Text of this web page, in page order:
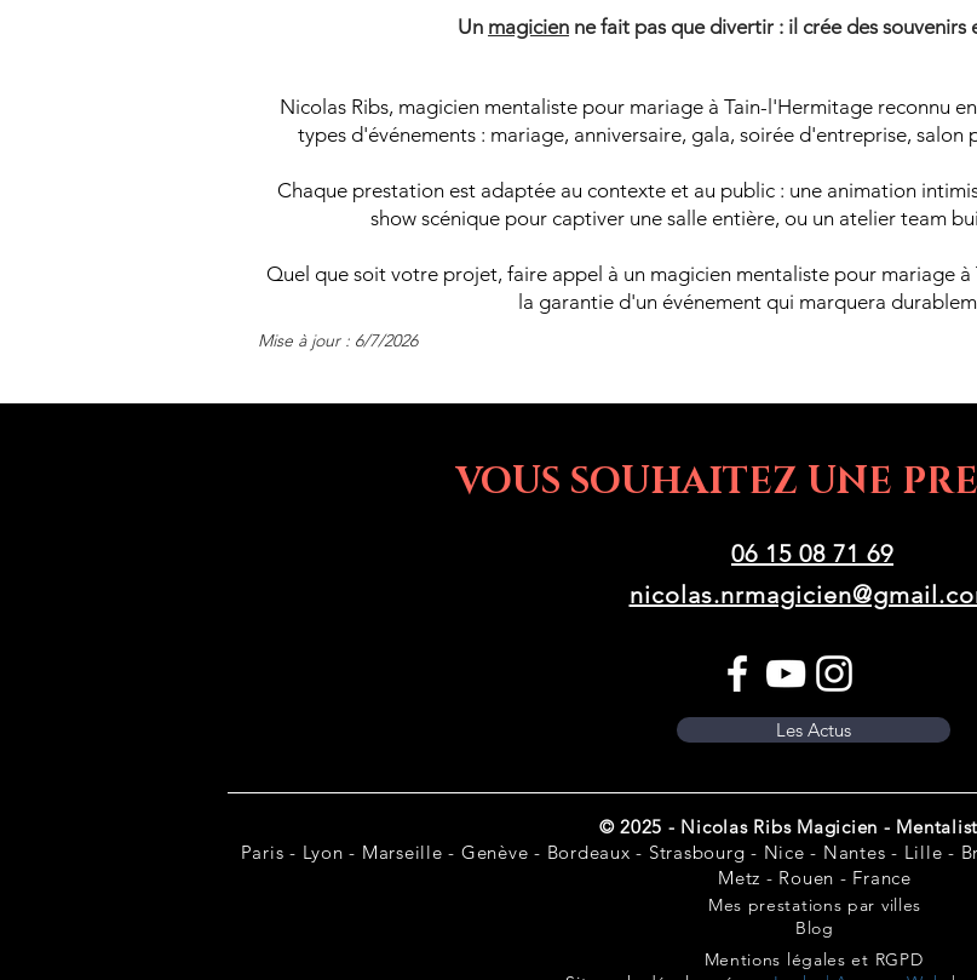
Un magicien ne fait pas que divertir : il crée des souvenirs
Nicolas Ribs, magicien mentaliste pour mariage à Tain-l'Hermitage reconnu
types d'événements : mariage, anniversaire, gala, soirée d'entreprise,
Chaque prestation est adaptée au contexte et au public : une animation
show scénique pour captiver une salle entière, ou un atelier team
Quel que soit votre projet, faire appel à un magicien mentaliste pour mariage
la garantie d'un événement qui marquera
Mise à jour : 6/7/2026
VOUS SOUHAITEZ UNE
06 15 08 71 69
Les Actus
© 2025 - Nicolas Ribs Magicien -
Paris - Lyon - Marseille - Genève - Bordeaux - Strasbourg - Nice - Nantes - Lille -
Metz - Rouen - France
Mes prestations par villes
Blog
Mentions légales et RGPD